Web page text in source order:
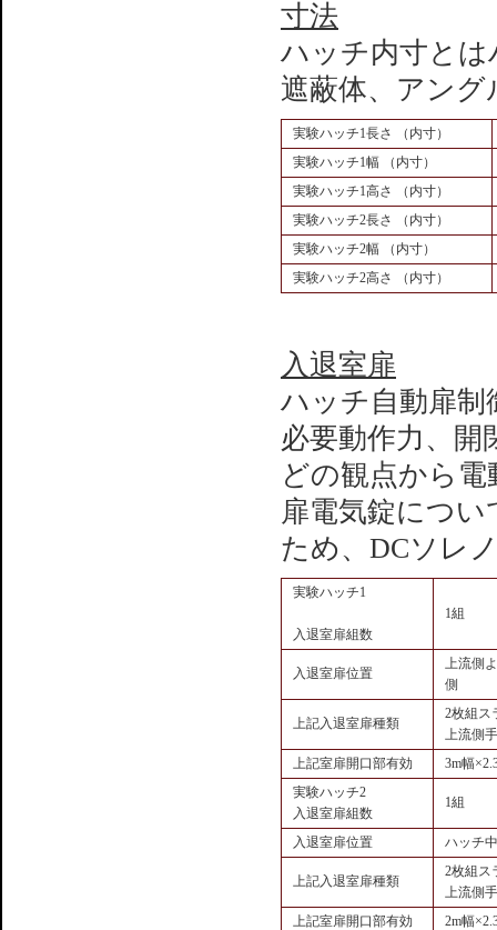
寸法
ハッチ内寸と
遮蔽体、アン
実験ハッチ1長さ （内寸）
実験ハッチ1幅 （内寸）
実験ハッチ1高さ （内寸）
実験ハッチ2長さ （内寸）
実験ハッチ2幅 （内寸）
実験ハッチ2高さ （内寸）
入退室扉
ハッチ自動扉制
必要動作力、
どの観点から
扉電気錠につ
ため、DCソレ
実験ハッチ1
入退室扉組数
1組
入退室扉位置
上流側
側
上記入退室扉種類
2枚組ス
上流側
上記室扉開口部有効
3m幅
実験ハッチ2
入退室扉組数
1組
入退室扉位置 ハッチ
上記入退室扉種類
2枚組ス
上流側
上記室扉開口部有効
2m幅